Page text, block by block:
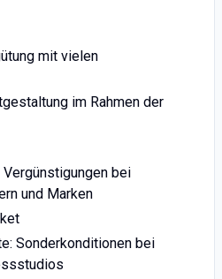
mit vielen
im Rahmen der
bei
und Marken
Sonderkonditionen bei